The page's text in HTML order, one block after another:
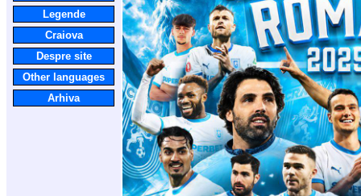
Legende
Craiova
Despre site
Other languages
Arhiva